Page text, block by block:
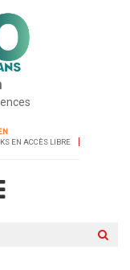
EN ACCÈS LIBRE